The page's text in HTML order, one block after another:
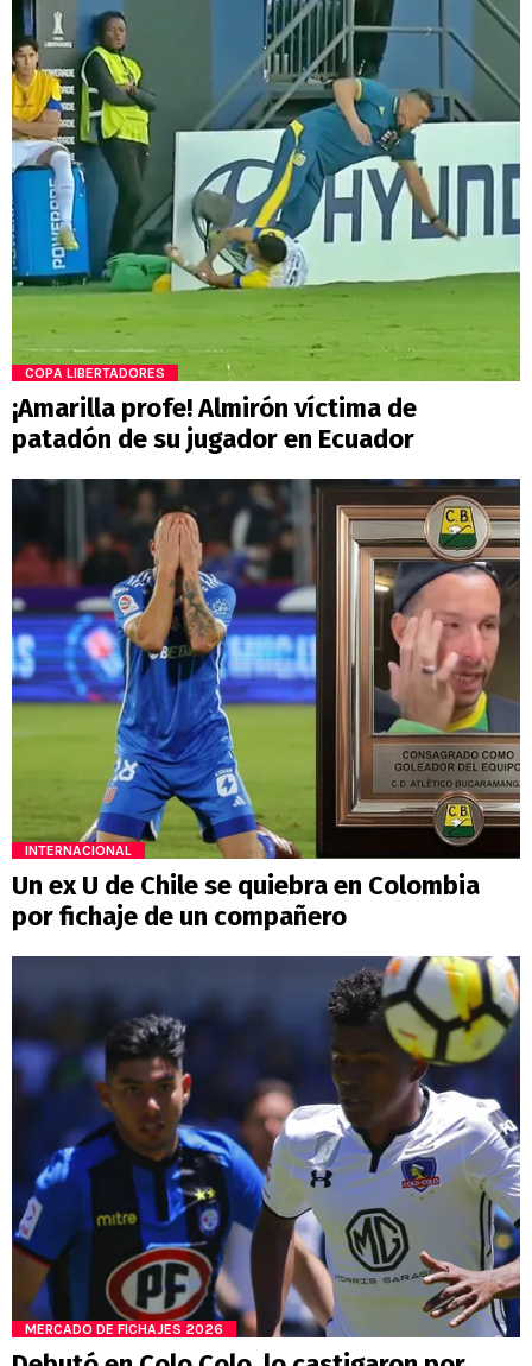
COPA LIBERTADORES
¡Amarilla profe! Almirón víctima de
patadón de su jugador en Ecuador
INTERNACIONAL
Un ex U de Chile se quiebra en Colombia
por fichaje de un compañero
MERCADO DE FICHAJES 2026